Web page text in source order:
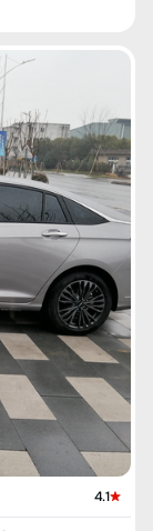
поддерживать
подведет
【Расход
километров,
немного
пока не
сразу
что Дунфэн
будь как ветер).
при получении
показатель
он
топлива
200 километров,
】 Большое
реагирует
помощник
шум от шин
принять, по
скорости 40-
заказал
но уже 5 числа
удивило.
юаней на 36
копейками.
не
немного
скоростях
максимальная,
всего
обгоном лучше
На
на себя, иначе
самому, хотя
режим
проблем.
с радаром не
близкое
съездил по
одну и другую
составил
4.1